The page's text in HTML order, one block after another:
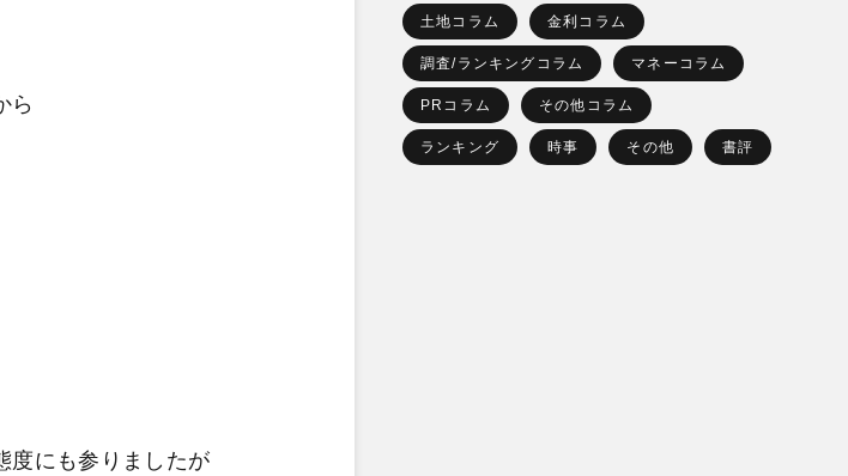
ら
度にも参りましたが
土地コラム 金利コラム
調査/ランキングコラム マネーコラム
PRコラム その他コラム
ランキング 時事 その他 書評